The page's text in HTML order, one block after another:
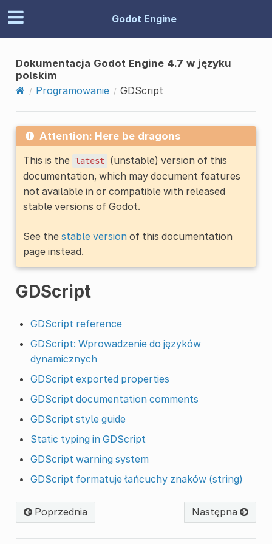
Godot Engine
Dokumentacja Godot Engine 4.7 w języku
polskim
Programowanie
GDScript
Attention: Here be dragons
This is the latest (unstable) version of this
documentation, which may document features
not available in or compatible with released
stable versions of Godot.
See the stable versionof this documentation
page instead.
GDScript
GDScript reference
GDScript: Wprowadzenie do języków
dynamicznych
GDScript exported properties
GDScript documentation comments
GDScript style guide
Static typing in GDScript
GDScript warning system
GDScript formatuje łańcuchy znaków (string)
Poprzednia Następna